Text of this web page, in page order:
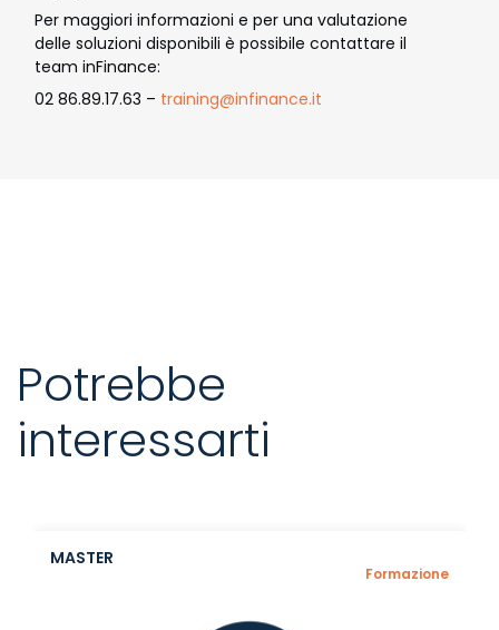
Per maggiori informazioni e per una valutazione
delle soluzioni disponibili è possibile contattare il
team inFinance:
02 86.89.17.63 – training@infinance.it
Potrebbe
interessarti
MASTER
Formazione